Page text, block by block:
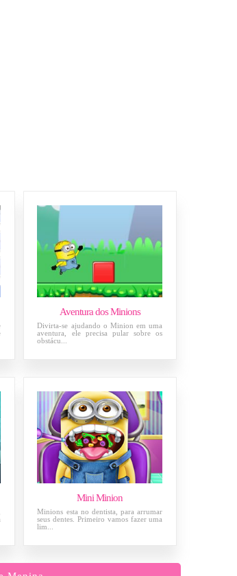
Aventura dos Minions
Divirta-se ajudando o Minion em uma
aventura, ele precisa pular sobre os
obstácu...
Mini Minion
Minions esta no dentista, para arrumar
seus dentes. Primeiro vamos fazer uma
lim...